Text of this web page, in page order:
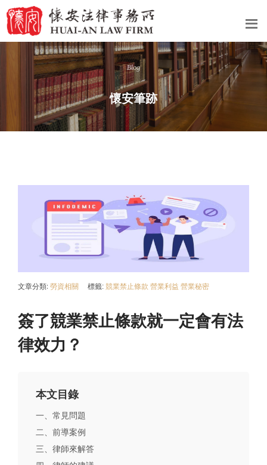
Blog
懷安筆跡
文章分類: 勞資相關 標籤: 競業禁止條款 營業利益 營業秘密
簽了競業禁止條款就一定會有法
律效力？
本文目錄
一、常見問題
二、前導案例
三、律師來解答